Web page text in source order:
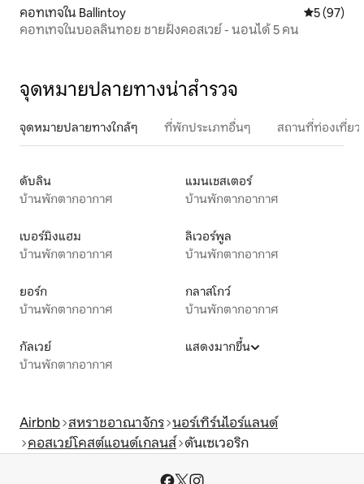
คอทเทจใน Ballintoy คะแนนเฉลี่
5 (97)
คอทเทจในบอลลินทอย ชายฝั่งคอสเวย์ - นอนได้ 5 คน
จุดหมายปลายทางน่าสำรวจ
จุดหมายปลายทางใกล้ๆ ที่พักประเภทอื่นๆ สถานที่ท่องเที่ย
ดับลิน
บ้านพักตากอากาศ
แมนเชสเตอร์
บ้านพักตากอากาศ
เบอร์มิงแฮม
บ้านพักตากอากาศ
ลิเวอร์พูล
บ้านพักตากอากาศ
ยอร์ก
บ้านพักตากอากาศ
กลาสโกว์
บ้านพักตากอากาศ
กัลเวย์
บ้านพักตากอากาศ
แสดงมากขึ้น
Airbnb สหราชอาณาจักร นอร์เทิร์นไอร์แลนด์
คอสเวย์โคสต์แอนด์เกลนส์ ดันเซเวอริก